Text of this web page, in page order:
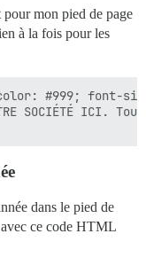
mon pied de page
à la fois pour les
#999; font-
SOCIÉTÉ ICI.
dans le pied de
ce code HTML